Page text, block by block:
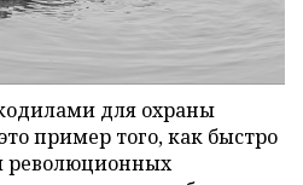
для охраны
пример того, как быстро
революционных